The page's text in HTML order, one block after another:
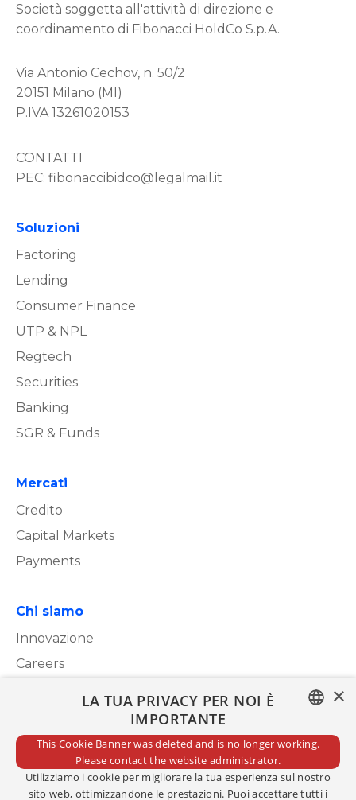
Società soggetta all'attività di direzione e
coordinamento di Fibonacci HoldCo S.p.A.
Via Antonio Cechov, n. 50/2
20151 Milano (MI)
P.IVA 13261020153
CONTATTI
PEC: fibonaccibidco@legalmail.it
Soluzioni
Factoring
Lending
Consumer Finance
UTP & NPL
Regtech
Securities
Banking
SGR & Funds
Mercati
Credito
Capital Markets
Payments
Chi siamo
Innovazione
Careers
Segnalazioni Whistleblowing
ITALIAN
×
LA TUA PRIVACY PER NOI È
IMPORTANTE
This Cookie Banner was deleted and is no longer working.
Please contact the website administrator.
Utilizziamo i cookie per migliorare la tua esperienza sul nostro
sito web, ottimizzandone le prestazioni. Puoi accettare tutti i